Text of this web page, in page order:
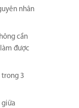
nhân
cần
được
trong 3
giữa